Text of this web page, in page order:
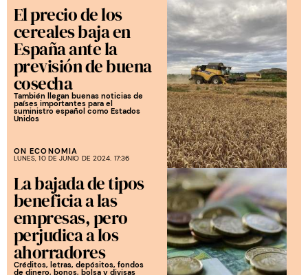
El precio de los
cereales baja en
España ante la
previsión de buena
cosecha
También llegan buenas noticias de
países importantes para el
suministro español como Estados
Unidos
ON ECONOMIA
LUNES, 10 DE JUNIO DE 2024. 17:36
La bajada de tipos
beneficia a las
empresas, pero
perjudica a los
ahorradores
Créditos, letras, depósitos, fondos
de dinero, bonos, bolsa y divisas